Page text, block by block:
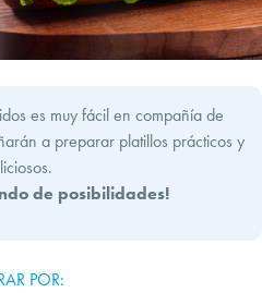
es muy fácil en compañía de
a preparar platillos prácticos y
de posibilidades!
POR: